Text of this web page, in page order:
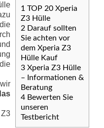
1 TOP 20 Xperia
Z3 Hülle
2 Darauf sollten
Sie achten vor
dem Xperia Z3
Hülle Kauf
3 Xperia Z3 Hülle
– Informationen &
Beratung
4 Bewerten Sie
unseren
Testbericht